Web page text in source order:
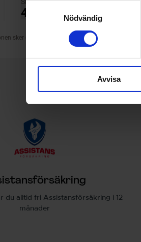
Samtyckesval
Nödvändig
Avvisa
du alltid fri Assistansförsäkring i 12
månader